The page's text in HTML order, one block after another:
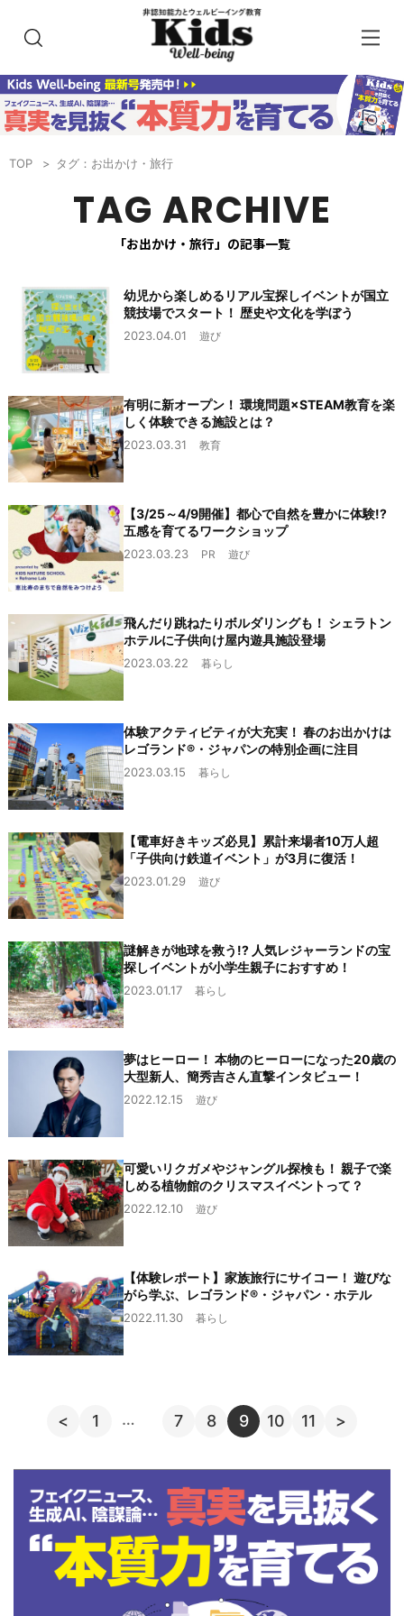
TOP タグ：お出かけ・旅行
TAG ARCHIVE
「お出かけ・旅行」の記事一覧
幼児から楽しめるリアル宝探しイベントが国立
競技場でスタート！ 歴史や文化を学ぼう
2023.04.01 遊び
有明に新オープン！ 環境問題×STEAM教育を楽
しく体験できる施設とは？
2023.03.31 教育
【3/25～4/9開催】都心で自然を豊かに体験!?
五感を育てるワークショップ
2023.03.23 PR 遊び
飛んだり跳ねたりボルダリングも！ シェラトン
ホテルに子供向け屋内遊具施設登場
2023.03.22 暮らし
体験アクティビティが大充実！ 春のお出かけは
レゴランド®・ジャパンの特別企画に注目
2023.03.15 暮らし
【電車好きキッズ必見】累計来場者10万人超
「子供向け鉄道イベント」が3月に復活！
2023.01.29 遊び
謎解きが地球を救う!? 人気レジャーランドの宝
探しイベントが小学生親子におすすめ！
2023.01.17 暮らし
夢はヒーロー！ 本物のヒーローになった20歳の
大型新人、簡秀吉さん直撃インタビュー！
2022.12.15 遊び
可愛いリクガメやジャングル探検も！ 親子で楽
しめる植物館のクリスマスイベントって？
2022.12.10 遊び
【体験レポート】家族旅行にサイコー！ 遊びな
がら学ぶ、レゴランド®・ジャパン・ホテル
2022.11.30 暮らし
< 1 … 7 8 9 10 11 >